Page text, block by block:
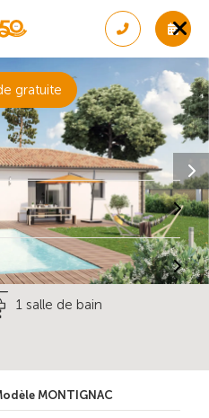
gratuite
MONTIGNAC
1 salle de bain